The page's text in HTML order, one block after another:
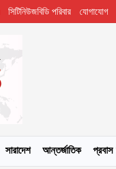
সিটিনিউজবিডি পরিবার যোগাযোগ
সারাদেশ আন্তর্জাতিক